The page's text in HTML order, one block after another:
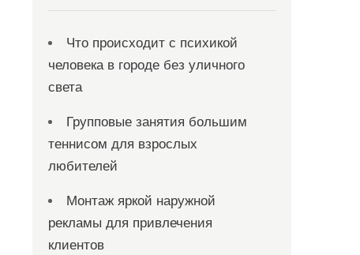
Что происходит с психикой
человека в городе без уличного
света
Групповые занятия большим
теннисом для взрослых
любителей
Монтаж яркой наружной
рекламы для привлечения
клиентов